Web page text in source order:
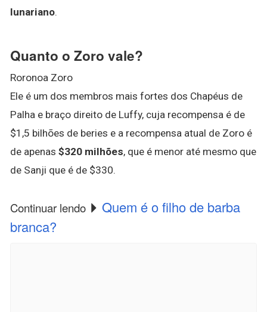
lunariano.
Quanto o Zoro vale?
Roronoa Zoro
Ele é um dos membros mais fortes dos Chapéus de
Palha e braço direito de Luffy, cuja recompensa é de
$1,5 bilhões de beries e a recompensa atual de Zoro é
de apenas $320 milhões, que é menor até mesmo que
de Sanji que é de $330.
Continuar lendo
Quem é o filho de barba
branca?